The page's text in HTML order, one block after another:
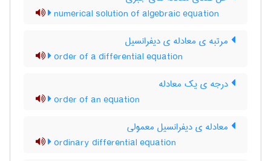
numerical solution of algebraic equation
مرتبه ی معادله ی دیفرانسیل
order of a differential equation
درجه ی یک معادله
order of an equation
معادله ی دیفرانسیل معمولی
ordinary differential equation